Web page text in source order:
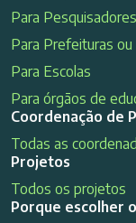
Para Pesquisadores
Para Prefeituras
Para Escolas
Para órgãos de
Coordenação de
Todas as
Projetos
Todos os projetos
Porque escolher o